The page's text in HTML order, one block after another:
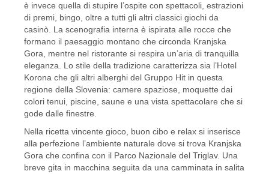
è invece quella di stupire l’ospite con spettacoli, estrazioni
di premi, bingo, oltre a tutti gli altri classici giochi da
casinò. La scenografia interna è ispirata alle rocce che
formano il paesaggio montano che circonda Kranjska
Gora, mentre nel ristorante si respira un’aria di tranquilla
eleganza. Lo stile della tradizione caratterizza sia l’Hotel
Korona che gli altri alberghi del Gruppo Hit in questa
regione della Slovenia: camere spaziose, moquette dai
colori tenui, piscine, saune e una vista spettacolare che si
gode dalle finestre.
Nella ricetta vincente gioco, buon cibo e relax si inserisce
alla perfezione l’ambiente naturale dove si trova Kranjska
Gora che confina con il Parco Nazionale del Triglav. Una
breve gita in macchina seguita da una camminata in salita